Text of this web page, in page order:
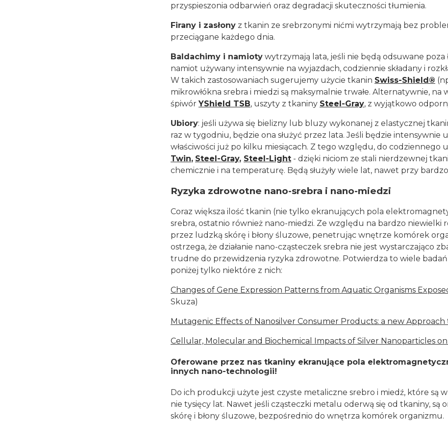
przyspieszonia odbarwień oraz degradacji skuteczności tłumienia.
Firany i zasłony z tkanin ze srebrzonymi nićmi wytrzymają bez
przeciągane każdego dnia.
Baldachimy i namioty wytrzymają lata, jeśli nie będą odsuwane poza
namiot używany intensywnie na wyjazdach, codziennie składany i
W takich zastosowaniach sugerujemy użycie tkanin Swiss-Shield®
mikrowłókna srebra i miedzi są maksymalnie trwałe. Alternatywnie,
śpiwór YShield TSB, uszyty z tkaniny Steel-Gray, z wyjątkowo
Ubiory: jeśli używa się bielizny lub bluzy wykonanej z elastycznej
raz w tygodniu, będzie ona służyć przez lata. Jeśli będzie intensywnie
właściwości już po kilku miesiącach. Z tego względu, do
Twin, Steel-Gray, Steel-Light - dzięki niciom ze stali nierdzewnej
chemicznie i na temperaturę. Będą służyły wiele lat, nawet przy
Ryzyka zdrowotne nano-srebra i nano-miedzi
Coraz większa ilość tkanin (nie tylko ekranujących pola
srebra, ostatnio również nano-miedzi. Ze względu na bardzo niewielki
przez ludzką skórę i błony śluzowe, penetrując wnętrze komórek
ostrzega, że działanie nano-cząsteczek srebra nie jest wystarczająco
trudne do przewidzenia ryzyka zdrowotne. Potwierdza to wiele
poniżej tylko niektóre z nich:
Changes of Gene Expression Patterns from Aquatic Organisms
Skuza)
Mutagenic Effects of Nanosilver Consumer Products: a new
Cellular, Molecular and Biochemical Impacts of Silver Nanoparticles
Oferowane przez nas tkaniny ekranujące pola
innych nano-technologii!
Do ich produkcji użyte jest czyste metaliczne srebro i miedź, które są
nie tysięcy lat. Nawet jeśli cząsteczki metalu oderwą się od tkaniny,
skórę i błony śluzowe, bezpośrednio do wnętrza komórek organizmu.